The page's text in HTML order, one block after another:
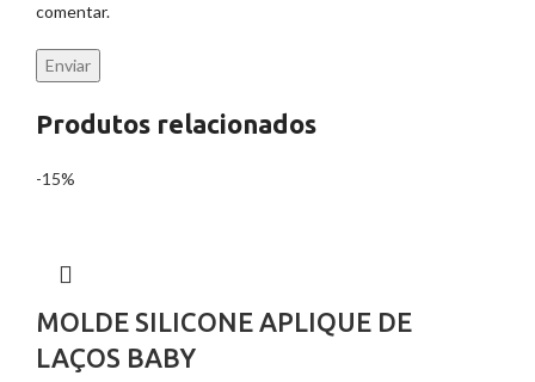
comentar.
Produtos relacionados
-15%
MOLDE SILICONE APLIQUE DE
LAÇOS BABY